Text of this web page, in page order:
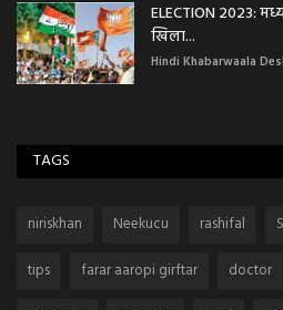
ELECTION 2023:
खिला...
Hindi Khabarwaala
TAGS
niriskhan Neekucu rashifal
tips
farar aaropi girftar doctor